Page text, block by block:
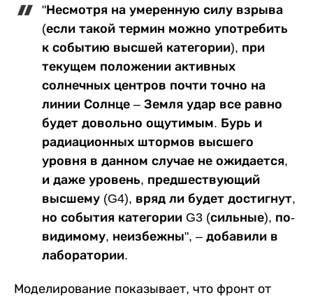
"Несмотря на умеренную силу взрыва
(если такой термин можно употребить
к событию высшей категории), при
текущем положении активных
солнечных центров почти точно на
линии Солнце – Земля удар все равно
будет довольно ощутимым. Бурь и
радиационных штормов высшего
уровня в данном случае не ожидается,
и даже уровень, предшествующий
высшему (G4), вряд ли будет достигнут,
но события категории G3 (сильные), по-
видимому, неизбежны", – добавили в
лаборатории.
Моделирование показывает, что фронт от